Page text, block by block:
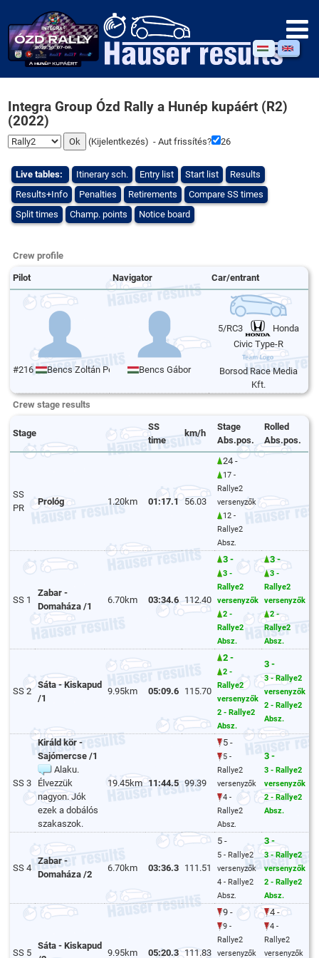
Integra Group Ózd Rally a Hunép kupáért (R2)
(2022)
(Kijelentkezés) - Aut frissítés? 26
Live tables: Itinerary sch. Entry list Start list
Results
Results+Info
Penalties Retirements
Compare SS times
Split times
Champ. points Notice board
Crew profile
Pilot Navigator Car/entrant
#216 Bencs Zoltán Péter Bencs Gábor
5/RC3
Honda
Civic Type-R
Borsod Race Media
Kft.
Crew stage results
Stage
SS
time
km/h
Stage
Abs.pos.
Rolled
Abs.pos.
SS
PR
Prológ 1.20km 01:17.1 56.03
24 -
17 -
Rallye2
versenyzők
12 -
Rallye2
Absz.
SS 1
Zabar -
Domaháza /1
6.70km 03:34.6 112.40
3 -
3 -
Rallye2
versenyzők
2 -
Rallye2
Absz.
3 -
3 -
Rallye2
versenyzők
2 -
Rallye2
Absz.
SS 2
Sáta - Kiskapud
/1
9.95km 05:09.6 115.70
2 -
2 -
Rallye2
versenyzők
2 - Rallye2
Absz.
3 -
3 - Rallye2
versenyzők
2 - Rallye2
Absz.
SS 3
Királd kör -
Sajómercse /1
Alaku.
Élvezzük
nagyon. Jók
ezek a dobálós
szakaszok.
19.45km 11:44.5 99.39
5 -
5 -
Rallye2
versenyzők
4 -
Rallye2
Absz.
3 -
3 - Rallye2
versenyzők
2 - Rallye2
Absz.
SS 4
Zabar -
Domaháza /2
6.70km 03:36.3 111.51
5 -
5 - Rallye2
versenyzők
4 - Rallye2
Absz.
3 -
3 - Rallye2
versenyzők
2 - Rallye2
Absz.
SS 5
Sáta - Kiskapud
9.95km 05:20.3 111.83
9 -
9 -
Rallye2
versenyzők
4 -
4 -
Rallye2
versenyzők